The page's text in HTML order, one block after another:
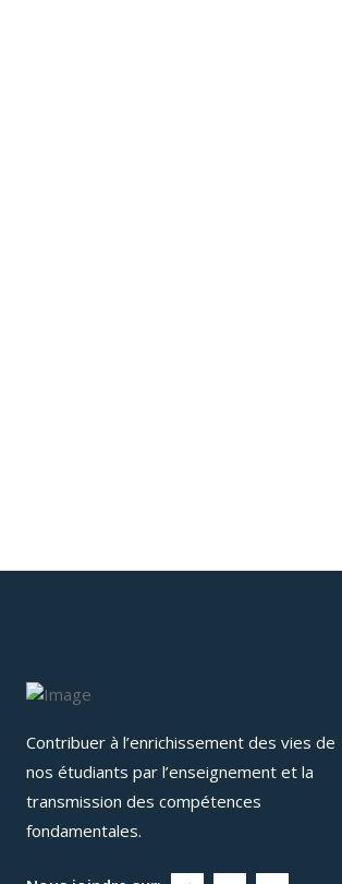
Contribuer à l’enrichissement des vies de
nos étudiants par l’enseignement et la
transmission des compétences
fondamentales.